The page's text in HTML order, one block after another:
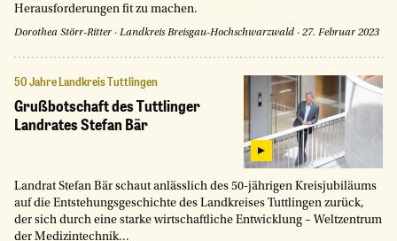
Herausforderungen fit zu machen.
Dorothea Störr-Ritter · Landkreis Breisgau-Hochschwarzwald · 27. Februar 2023
50 Jahre Landkreis Tuttlingen
Grußbotschaft des Tuttlinger
Landrates Stefan Bär
Landrat Stefan Bär schaut anlässlich des 50-jährigen Kreisjubiläums
auf die Entstehungsgeschichte des Landkreises Tuttlingen zurück,
der sich durch eine starke wirtschaftliche Entwicklung – Weltzentrum
der Medizintechnik...